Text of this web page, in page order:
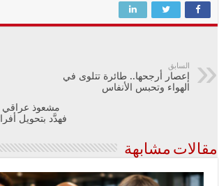
السابق
إعصار أرجحها.. طائرة تتلوى في
الهواء وتحبس الأنفاس
مشعوذ عراقي
فهدَّد بتحويل
مقالات مشابهة